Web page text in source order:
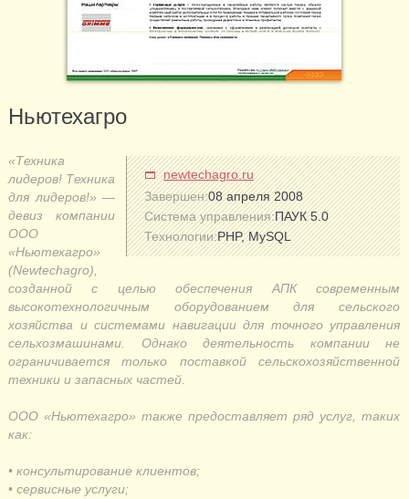
Ньютехагро
newtechagro.ru
Завершен:08 апреля 2008
Система управления:ПАУК 5.0
Технологии:PHP, MySQL
«Техника
лидеров! Техника
для лидеров!» —
девиз компании
ООО
«Ньютехагро»
(Newtechagro),
созданной с целью обеспечения АПК современным
высокотехнологичным оборудованием для сельского
хозяйства и системами навигации для точного управления
сельхозмашинами. Однако деятельность компании не
ограничивается только поставкой сельскохозяйственной
техники и запасных частей.
ООО «Ньютехагро» также предоставляет ряд услуг, таких
как:
• консультирование клиентов;
• сервисные услуги;